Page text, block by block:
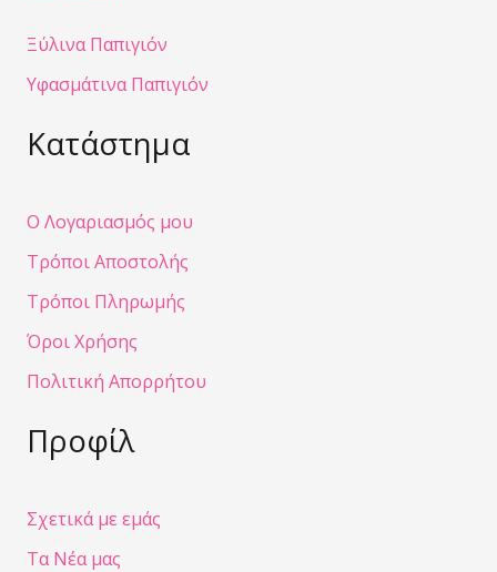
Ξύλινα Παπιγιόν
Υφασμάτινα Παπιγιόν
Κατάστημα
Ο Λογαριασμός μου
Τρόποι Αποστολής
Τρόποι Πληρωμής
Όροι Χρήσης
Πολιτική Απορρήτου
Προφίλ
Σχετικά με εμάς
Τα Νέα μας